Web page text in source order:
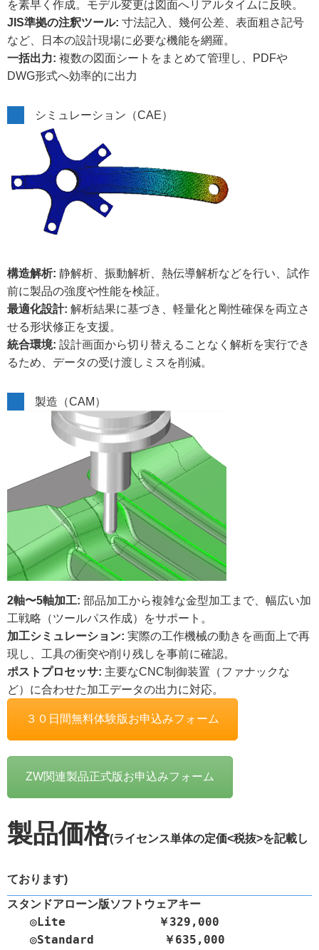
を素早く作成。モデル変更は図面へリアルタイムに反映。
JIS準拠の注釈ツール: 寸法記入、幾何公差、表面粗さ記号
など、日本の設計現場に必要な機能を網羅。
一括出力: 複数の図面シートをまとめて管理し、PDFや
DWG形式へ効率的に出力
シミュレーション（CAE）
構造解析: 静解析、振動解析、熱伝導解析などを行い、試作
前に製品の強度や性能を検証。
最適化設計: 解析結果に基づき、軽量化と剛性確保を両立さ
せる形状修正を支援。
統合環境: 設計画面から切り替えることなく解析を実行でき
るため、データの受け渡しミスを削減。
製造（CAM）
2軸〜5軸加工: 部品加工から複雑な金型加工まで、幅広い加
工戦略（ツールパス作成）をサポート。
加工シミュレーション: 実際の工作機械の動きを画面上で再
現し、工具の衝突や削り残しを事前に確認。
ポストプロセッサ: 主要なCNC制御装置（ファナックな
ど）に合わせた加工データの出力に対応。
３０日間無料体験版お申込みフォーム
ZW関連製品正式版お申込みフォーム
製品価格(ライセンス単体の定価<税抜>を記載し
ております)
スタンドアローン版ソフトウェアキー
◎Lite
￥329,000
◎Standard　 　   　 ￥635,000